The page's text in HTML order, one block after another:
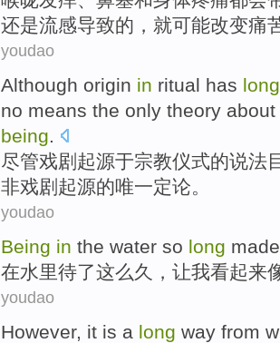
还是流感导致的 ， 就可能改变痛
youdao
Although origin in ritual has long
no means the only theory
being.
尽管戏剧 起源于宗教仪式的说法
非戏剧起源的唯一定论。
youdao
Being in the water so long
在水里待了这么久，让我看起来
youdao
However, it is a long way from